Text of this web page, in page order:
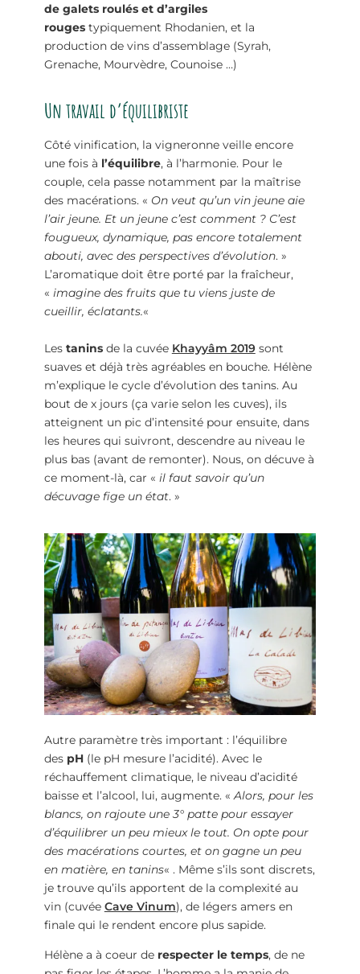
de galets roulés et d’argiles
rougestypiquement Rhodanien, et la
production de vins d’assemblage (Syrah,
Grenache, Mourvèdre, Counoise …)
Un travail d’équilibriste
Côté vinification, la vigneronne veille encore
une fois à l’équilibre, à l’harmonie. Pour le
couple, cela passe notamment par la maîtrise
des macérations. « On veut qu’un vin jeune aie
l’air jeune. Et un jeune c’est comment ? C’est
fougueux, dynamique, pas encore totalement
abouti, avec des perspectives d’évolution. »
L’aromatique doit être porté par la fraîcheur,
« imagine des fruits que tu viens juste de
cueillir, éclatants.«
Les taninsde la cuvée Khayyâm 2019sont
suaves et déjà très agréables en bouche. Hélène
m’explique le cycle d’évolution des tanins. Au
bout de x jours (ça varie selon les cuves), ils
atteignent un pic d’intensité pour ensuite, dans
les heures qui suivront, descendre au niveau le
plus bas (avant de remonter). Nous, on décuve à
ce moment-là, car « il faut savoir qu’un
décuvage fige un état. »
Autre paramètre très important : l’équilibre
des pH(le pH mesure l’acidité). Avec le
réchauffement climatique, le niveau d’acidité
baisse et l’alcool, lui, augmente. «Alors, pour les
blancs, on rajoute une 3° patte pour essayer
d’équilibrer un peu mieux le tout. On opte pour
des macérations courtes, et on gagne un peu
en matière, en tanins« . Même s’ils sont discrets,
je trouve qu’ils apportent de la complexité au
vin (cuvée Cave Vinum), de légers amers en
finale qui le rendent encore plus sapide.
Hélène a à coeur de respecter le temps, de ne